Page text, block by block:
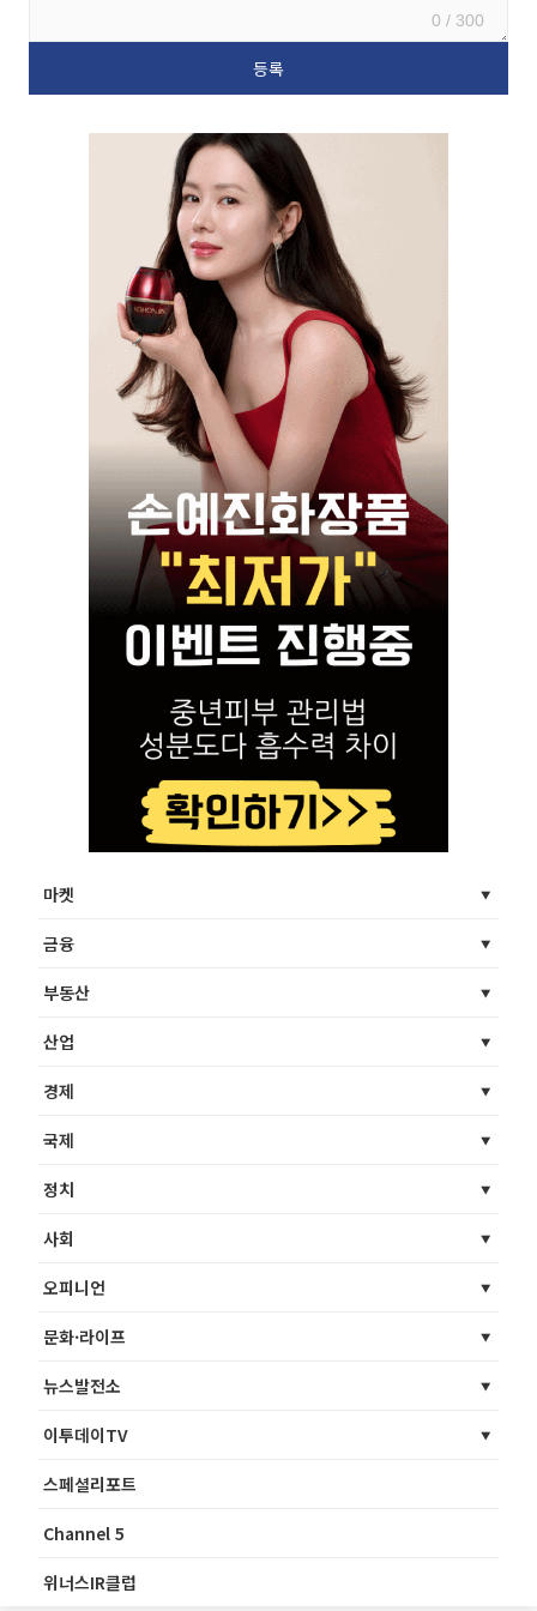
0 / 300
마켓
금융
부동산
산업
경제
국제
정치
사회
오피니언
문화·라이프
뉴스발전소
이투데이TV
스페셜리포트
Channel 5
위너스IR클럽